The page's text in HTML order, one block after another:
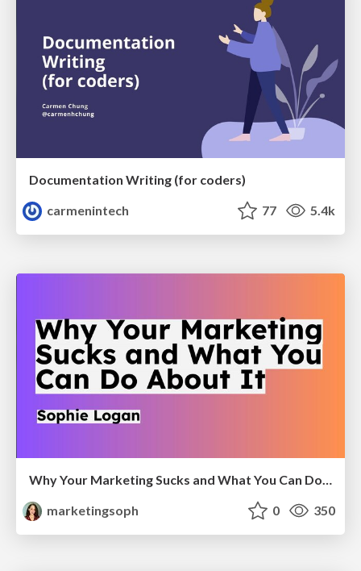
Documentation Writing (for coders)
carmenintech
77 5.4k
Why Your Marketing Sucks and What You Can Do About It - Sophie Logan
marketingsoph
0 350